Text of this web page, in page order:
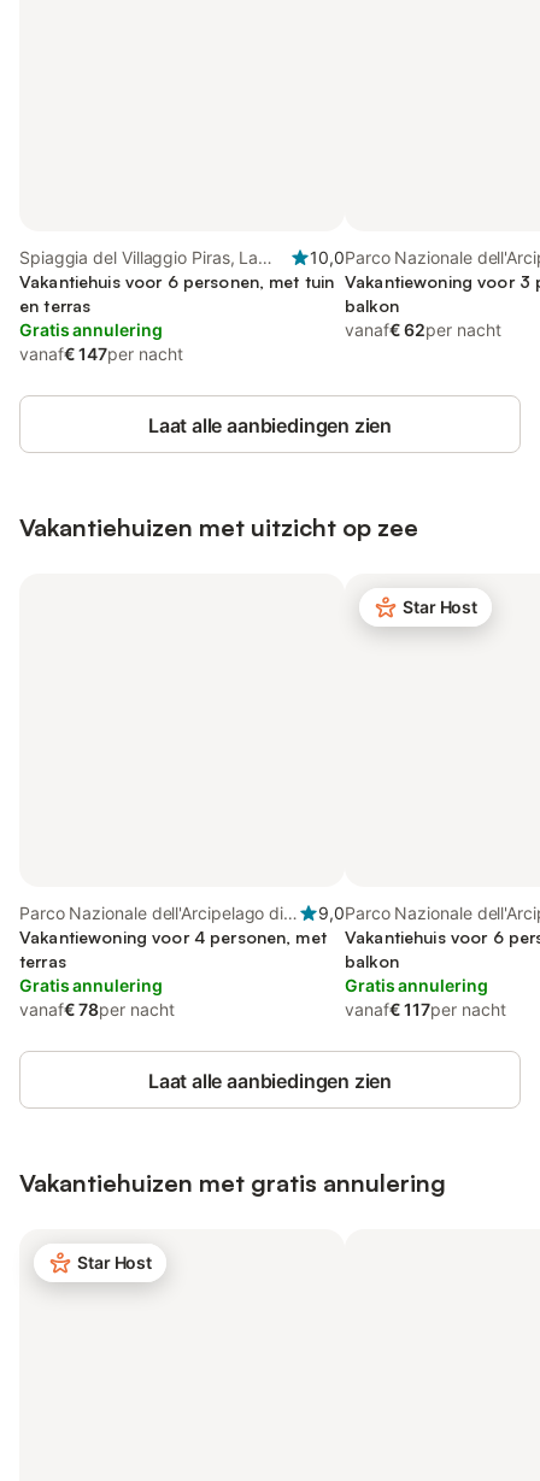
Spiaggia del Villaggio Piras, La
Maddalena
10,0
Vakantiehuis voor 6 personen, met tuin
en terras
Gratis annulering
vanaf€ 147per nacht
Parco Nazionale
La Maddalena, La
Vakantiewoning voor 3
balkon
vanaf€ 62per nacht
Laat alle aanbiedingen zien
Vakantiehuizen met uitzicht op zee
Parco Nazionale dell'Arcipelago di
La Maddalena, La Maddalena
9,0
Vakantiewoning voor 4 personen, met
terras
Gratis annulering
vanaf€ 78per nacht
Star Host
Parco Nazionale
La Maddalena, La
Vakantiehuis voor 6
balkon
Gratis annulering
vanaf€ 117per nacht
Laat alle aanbiedingen zien
Vakantiehuizen met gratis annulering
Star Host